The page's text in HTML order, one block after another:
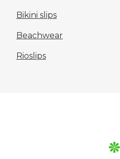
Bikini slips
Beachwear
Rioslips